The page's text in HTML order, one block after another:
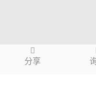
分享